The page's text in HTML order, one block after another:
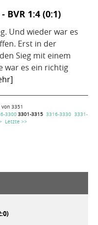
BVR 1:4 (0:1)
Und wieder war es
Erst in der
Sieg mit einem
war es ein richtig
3351
33003301-3315 3316-3330 3331-
Letzte >>